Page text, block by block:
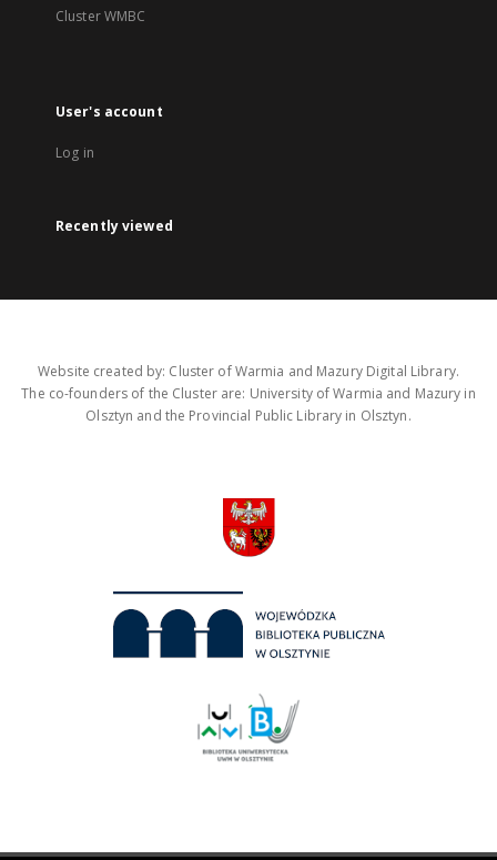
Cluster WMBC
User's account
Log in
Recently viewed
Website created by: Cluster of Warmia and Mazury Digital Library.
The co-founders of the Cluster are: University of Warmia and Mazury in
Olsztyn and the Provincial Public Library in Olsztyn.